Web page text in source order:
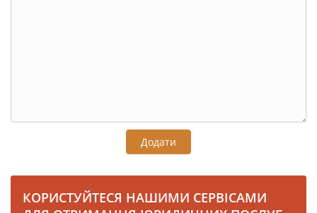
Додати
КОРИСТУЙТЕСЯ НАШИМИ СЕРВІСАМИ